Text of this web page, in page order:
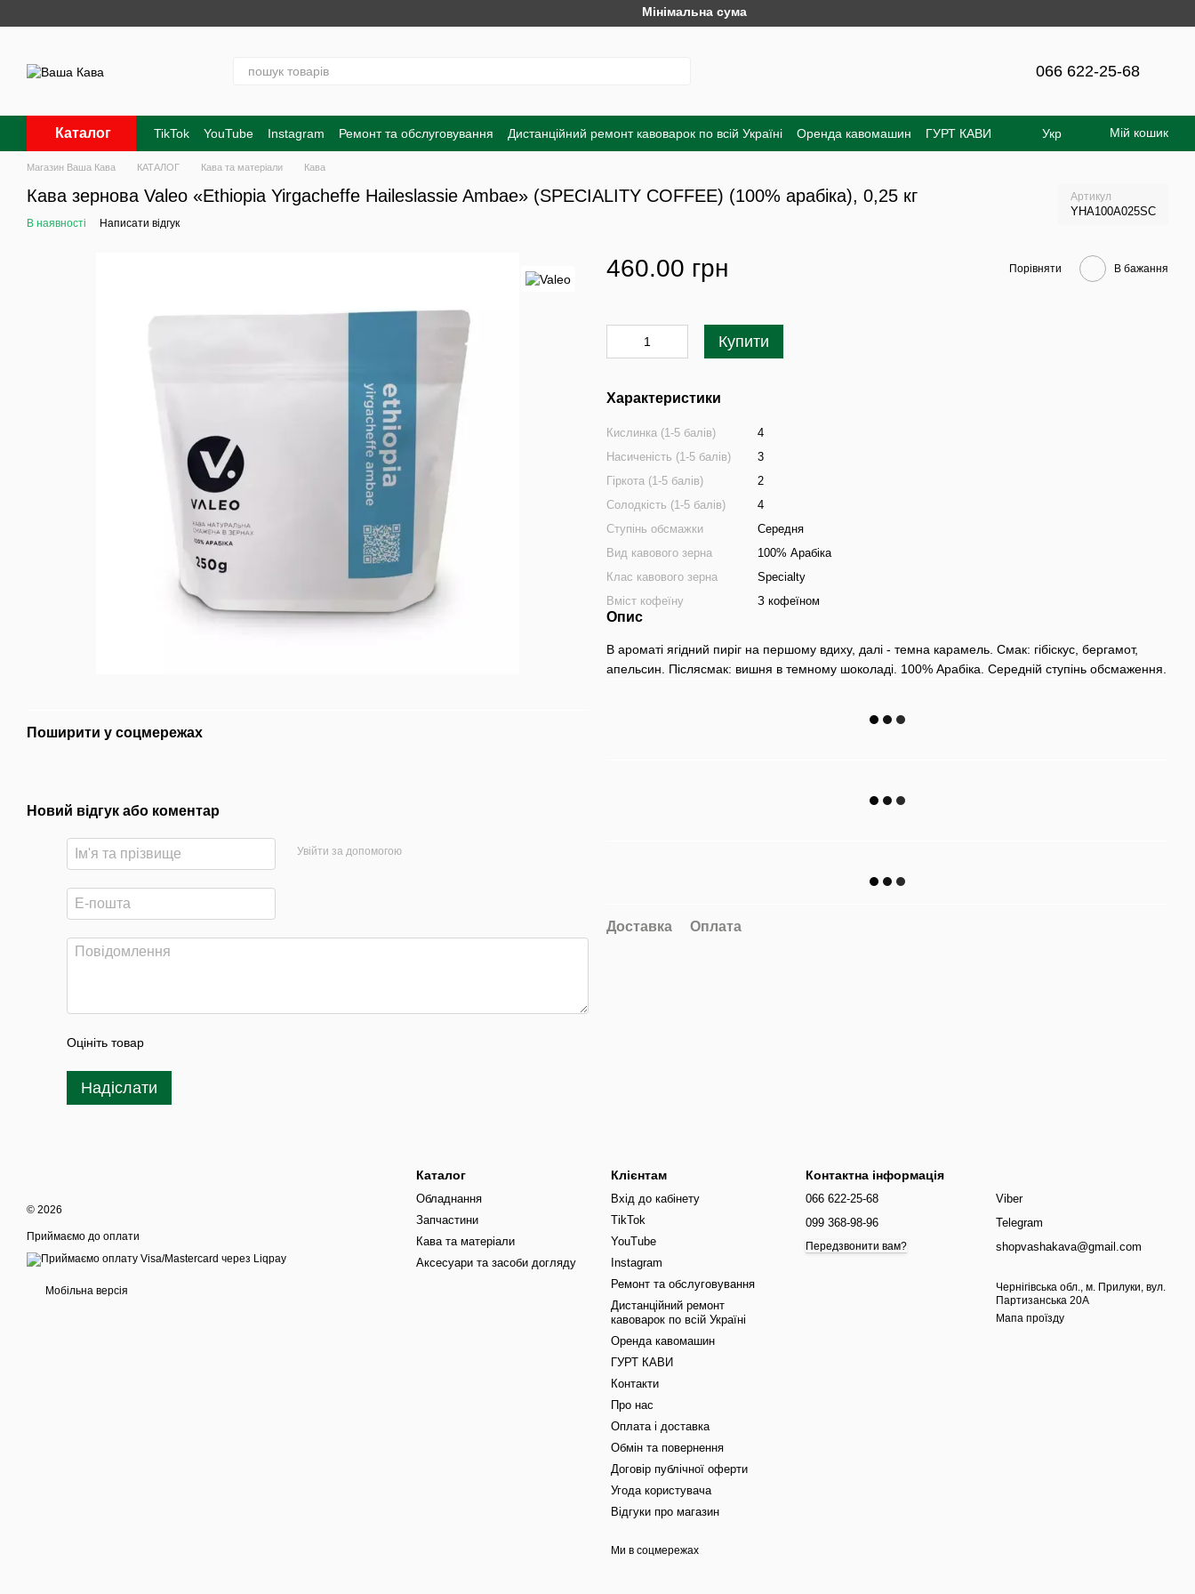
Мінімальна сума замовлення на сайті - 300 грн!
066 622-25-68
Каталог TikTok YouTube Instagram Ремонт та обслуговування Дистанційний ремонт кавоварок по всій Україні Оренда кавомашин
ГУРТ КАВИ
Контакти
Про нас Оплата і доставка Обмін та повернення Договір публічної оферти Угода користувача Відгуки про магазин
Укр Мій кошик
Магазин Ваша Кава КАТАЛОГ Кава та матеріали Кава
Кава зернова Valeo «Ethiopia Yirgacheffe Haileslassie Ambae» (SPECIALITY COFFEE) (100% арабіка), 0,25 кг Артикул
YHA100A025SC
В наявності Написати відгук
Поширити у соцмережах
Новий відгук або коментар
Увійти за допомогою
Оцініть товар
Надіслати
460.00 грн Порівняти В бажання
Купити
Характеристики
Кислинка (1-5 балів)
4
Насиченість (1-5 балів)
3
Гіркота (1-5 балів)
2
Солодкість (1-5 балів)
4
Ступінь обсмажки
Середня
Вид кавового зерна
100% Арабіка
Клас кавового зерна
Specialty
Вміст кофеїну
З кофеїном
Опис
В ароматі ягідний пиріг на першому вдиху, далі - темна карамель. Смак: гібіскус, бергамот,
апельсин. Післясмак: вишня в темному шоколаді. 100% Арабіка. Середній ступінь обсмаження.
Доставка Оплата
© 2026
Приймаємо до оплати
Мобільна версія
Каталог
Обладнання
Запчастини
Кава та матеріали
Аксесуари та засоби догляду
Клієнтам
Вхід до кабінету
TikTok
YouTube
Instagram
Ремонт та обслуговування
Дистанційний ремонт
кавоварок по всій Україні
Оренда кавомашин
ГУРТ КАВИ
Контакти
Про нас
Оплата і доставка
Обмін та повернення
Договір публічної оферти
Угода користувача
Відгуки про магазин
Ми в соцмережах
Контактна інформація
066 622-25-68
099 368-98-96
Передзвонити вам?
Viber
Telegram
shopvashakava@gmail.com
Чернігівська обл., м. Прилуки, вул.
Партизанська 20А
Мапа проїзду